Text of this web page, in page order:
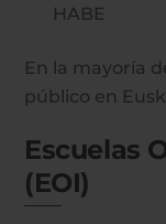
HABE
En la mayoría
público en
Escuelas
(EOI)